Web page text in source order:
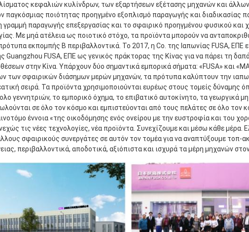
κεφαλιών κυλίνδρων, των εξαρτήσεων εξέτασης μηχανών και
παγκόσμιας ποιότητας προηγμένο εξοπλισμό παραγωγής και διαδικασίας
γραμμή παραγωγής επεξεργασίας και το σφαιρικό προηγμένου φυσικού και
Με μηά ατέλεια ως ποιοτικό στόχο, τα προϊόντα μπορούν να
εκπομπής Β περιβαλλοντικά. Το 2017, η Co. της Ιαπωνίας FUSA, ΕΠΕ
Guangzhou FUSA, ΕΠΕ ως γενικός πράκτορας της Κίνας για να πάρει τη
στην Κίνα. Υπάρχουν δύο σημαντικά εμπορικά σήματα: «FUSA» και
των σφαιρικών διάσημων μερών μηχανών, τα πρότυπα καλύπτουν την
σειρά. Τα προϊόντα χρησιμοποιούνται ευρέως στους τομείς δύναμης
γεννητριών, το εμπορικό όχημα, το επιβατικό αυτοκίνητο, τα γεωργικά
σε όλο τον κόσμο και εμπιστεύονται από τους πελάτες σε όλο τον
έννοια «της οικοδόμησης ενός ονείρου με την ευστροφία και του
τις νέες τεχνολογίες, νέα προϊόντα. Συνεχίζουμε και μέσω κάθε μέρα.
σφαιρικούς συνεργάτες σε αυτόν τον τομέα για να αναπτύξουμε τοπ-
περιβαλλοντικά, αποδοτικά, αξιόπιστα και ισχυρά τα μέρη μηχανών